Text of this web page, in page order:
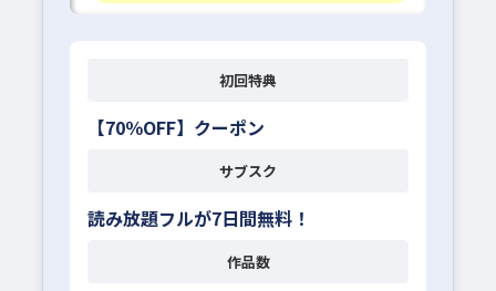
初回特典
【70％OFF】クーポン
サブスク
読み放題フルが7日間無料！
作品数